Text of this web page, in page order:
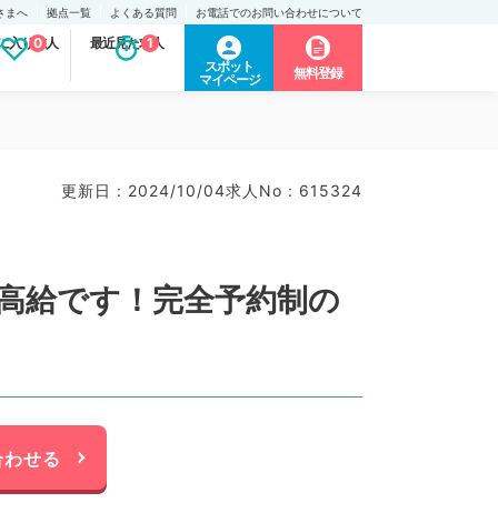
まへ 拠点一覧 よくある質問 お電話でのお問い合わせについて
入り求人
0 最近見た求人
1
スポット
マイページ
無料登録
更新日 : 2024/10/04求人No : 615324
給です！完全予約制の
せる